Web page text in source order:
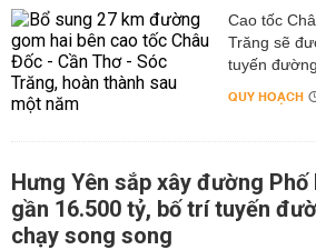
Cao tốc
Trăng sẽ
tuyến
QUY HOẠCH
Hưng Yên sắp xây đường Phố
gần 16.500 tỷ, bố trí tuyến
chạy song song